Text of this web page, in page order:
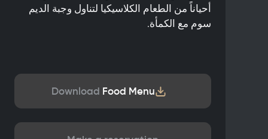
أحياناً من الطعام الكلاسيكيا لتناول وجبة الديم
سوم مع الكمأة.
Download Food Menu